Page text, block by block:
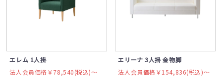
エレム 1人掛
法人会員価格￥78,540(税込)〜
エリーナ 3人掛 金物脚
法人会員価格￥154,836(税込)〜